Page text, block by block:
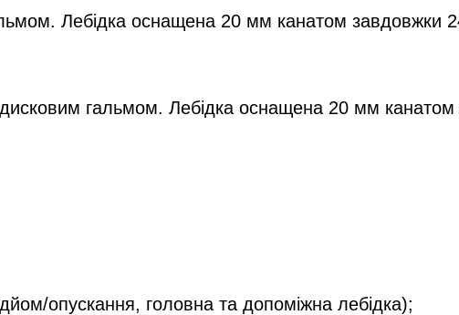
Лебідка оснащена 20 мм канатом завдовжки
гальмом. Лебідка оснащена 20 мм
опускання, головна та допоміжна лебідка);